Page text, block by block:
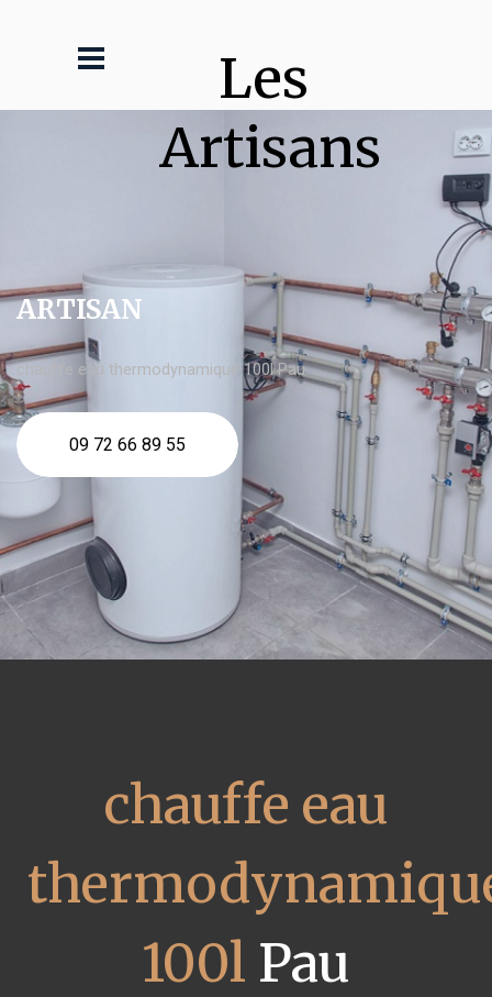
Les
Artisans
ARTISAN
chauffe eau thermodynamique 100l Pau
09 72 66 89 55
chauffe eau
100l Pau